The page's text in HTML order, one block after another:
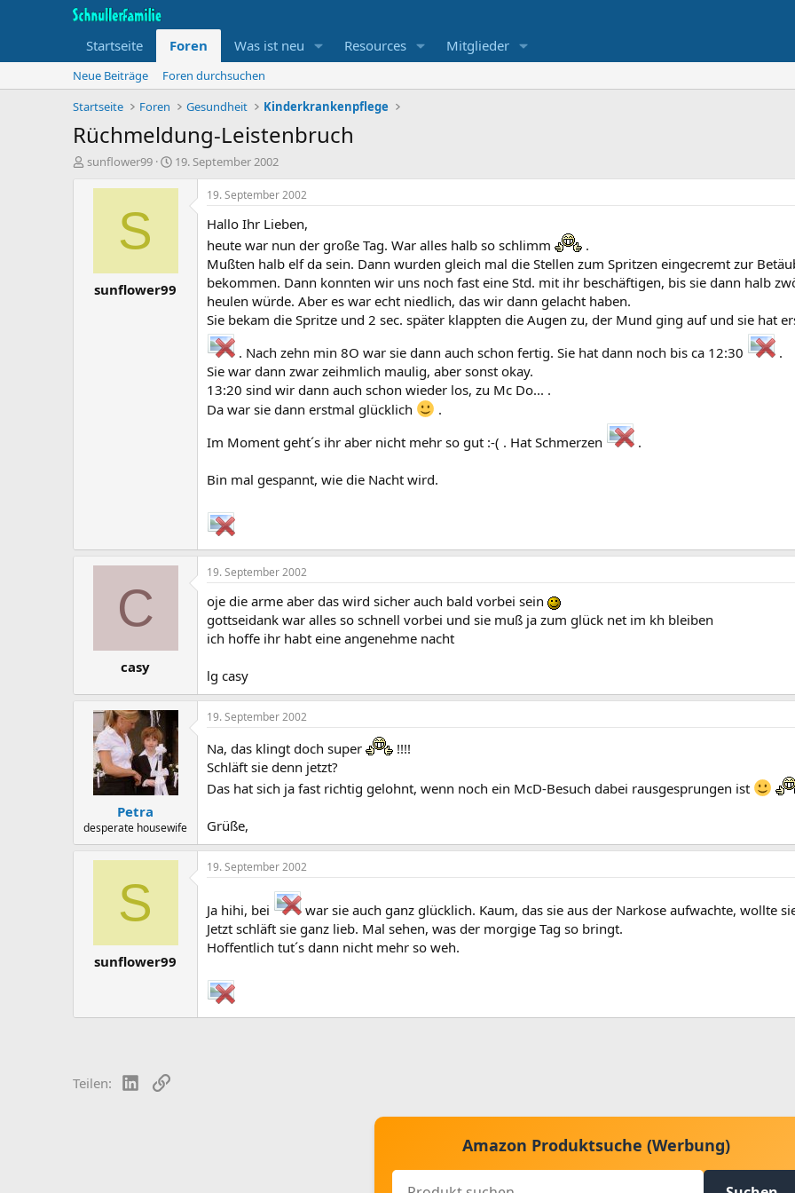
Startseite Foren Was ist neu Resources Mitglieder
Neue Beiträge
Foren durchsuchen
Startseite
Foren Gesundheit Kinderkrankenpflege
Rüchmeldung-Leistenbruch
T
sunflower99
B
g
a
t
19. September 2002
S
sunflower99
19. September 2002
Hallo Ihr Lieben,
heute war nun der große Tag. War alles halb so schlimm
.
Mußten halb elf da sein. Dann wurden gleich mal die Stellen zum Spritzen eingecremt zur
bekommen. Dann konnten wir uns noch fast eine Std. mit ihr beschäftigen, bis sie dann halb
heulen würde. Aber es war echt niedlich, das wir dann gelacht haben.
Sie bekam die Spritze und 2 sec. später klappten die Augen zu, der Mund ging auf und sie hat
. Nach zehn min 8O war sie dann auch schon fertig. Sie hat dann noch bis ca 12:30
.
Sie war dann zwar zeihmlich maulig, aber sonst okay.
13:20 sind wir dann auch schon wieder los, zu Mc Do... .
Da war sie dann erstmal glücklich
.
Im Moment geht´s ihr aber nicht mehr so gut :-( . Hat Schmerzen
.
Bin mal gespannt, wie die Nacht wird.
C
casy
19. September 2002
oje die arme aber das wird sicher auch bald vorbei sein
gottseidank war alles so schnell vorbei und sie muß ja zum glück net im kh bleiben
ich hoffe ihr habt eine angenehme nacht
lg casy
Petra
desperate housewife
19. September 2002
Na, das klingt doch super
!!!!
Schläft sie denn jetzt?
Das hat sich ja fast richtig gelohnt, wenn noch ein McD-Besuch dabei rausgesprungen ist
Grüße,
S
sunflower99
19. September 2002
Ja hihi, bei war sie auch ganz glücklich. Kaum, das sie aus der Narkose aufwachte, wollte
Jetzt schläft sie ganz lieb. Mal sehen, was der morgige Tag so bringt.
Hoffentlich tut´s dann nicht mehr so weh.
Teilen: LinkedIn
Link
Amazon Produktsuche (Werbung)